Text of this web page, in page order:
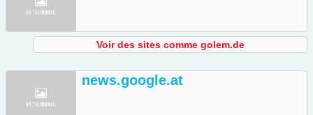
Voir des sites comme golem.de
news.google.at